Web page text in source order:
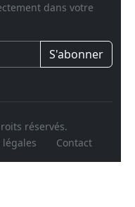
dans votre
S'abonner
réservés.
Contact